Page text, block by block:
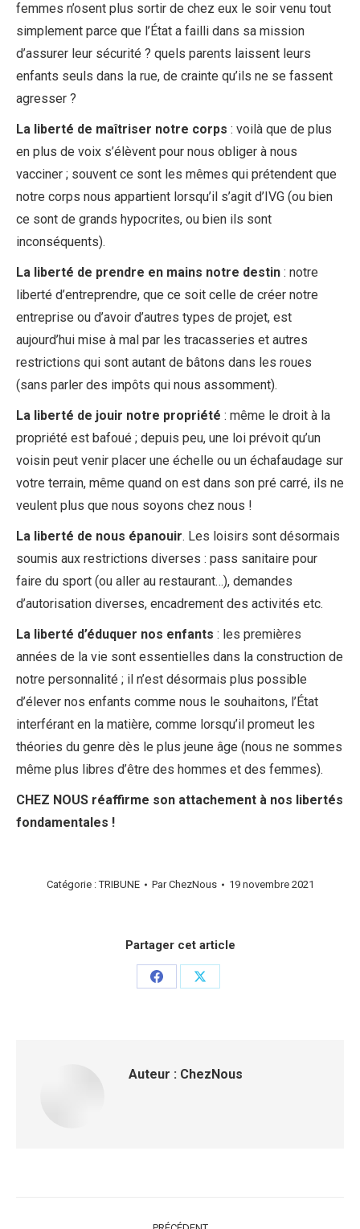
femmes n’osent plus sortir de chez eux le soir venu tout
simplement parce que l’État a failli dans sa mission
d’assurer leur sécurité ? quels parents laissent leurs
enfants seuls dans la rue, de crainte qu’ils ne se fassent
agresser ?
La liberté de maîtriser notre corps : voilà que de plus
en plus de voix s’élèvent pour nous obliger à nous
vacciner ; souvent ce sont les mêmes qui prétendent que
notre corps nous appartient lorsqu’il s’agit d’IVG (ou bien
ce sont de grands hypocrites, ou bien ils sont
inconséquents).
La liberté de prendre en mains notre destin : notre
liberté d’entreprendre, que ce soit celle de créer notre
entreprise ou d’avoir d’autres types de projet, est
aujourd’hui mise à mal par les tracasseries et autres
restrictions qui sont autant de bâtons dans les roues
(sans parler des impôts qui nous assomment).
La liberté de jouir notre propriété : même le droit à la
propriété est bafoué ; depuis peu, une loi prévoit qu’un
voisin peut venir placer une échelle ou un échafaudage sur
votre terrain, même quand on est dans son pré carré, ils ne
veulent plus que nous soyons chez nous !
La liberté de nous épanouir. Les loisirs sont désormais
soumis aux restrictions diverses : pass sanitaire pour
faire du sport (ou aller au restaurant…), demandes
d’autorisation diverses, encadrement des activités etc.
La liberté d’éduquer nos enfants : les premières
années de la vie sont essentielles dans la construction de
notre personnalité ; il n’est désormais plus possible
d’élever nos enfants comme nous le souhaitons, l’État
interférant en la matière, comme lorsqu’il promeut les
théories du genre dès le plus jeune âge (nous ne sommes
même plus libres d’être des hommes et des femmes).
CHEZ NOUS réaffirme son attachement à nos libertés
fondamentales !
Catégorie :TRIBUNE ParChezNous 19 novembre 2021
Partager cet article
PartagerPartager
Auteur : ChezNous